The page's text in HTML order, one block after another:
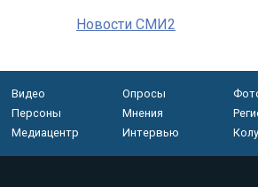
Новости СМИ2
Видео Опросы
Персоны
Мнения
Медиацентр
Интервью